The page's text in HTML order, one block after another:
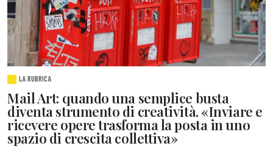
LA RUBRICA
Mail Art: quando una semplice busta
diventa strumento di creatività. «Inviare e
ricevere opere trasforma la posta in uno
spazio di crescita collettiva»